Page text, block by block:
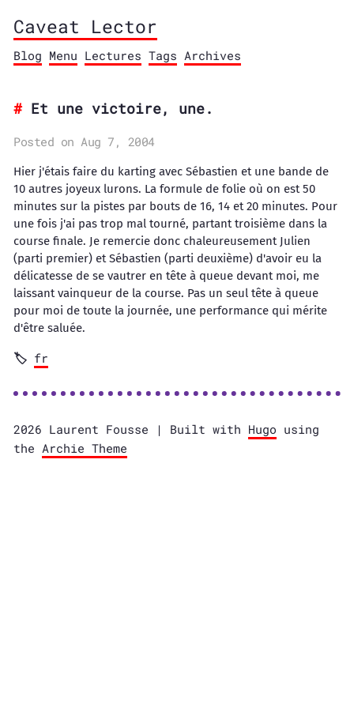
Caveat Lector
Blog Menu Lectures Tags Archives
Et une victoire, une.
Posted on Aug 7, 2004
Hier j'étais faire du karting avec Sébastien et une bande de
10 autres joyeux lurons. La formule de folie où on est 50
minutes sur la pistes par bouts de 16, 14 et 20 minutes. Pour
une fois j'ai pas trop mal tourné, partant troisième dans la
course finale. Je remercie donc chaleureusement Julien
(parti premier) et Sébastien (parti deuxième) d'avoir eu la
délicatesse de se vautrer en tête à queue devant moi, me
laissant vainqueur de la course. Pas un seul tête à queue
pour moi de toute la journée, une performance qui mérite
d'être saluée.
fr
2026 Laurent Fousse | Built with Hugo using
the Archie Theme